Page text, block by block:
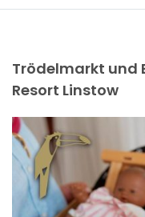
Trödelmarkt und
Resort Linstow